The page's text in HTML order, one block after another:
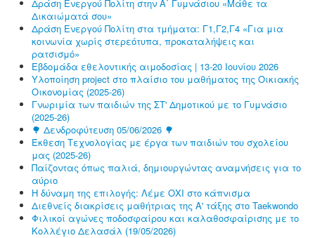
Δράση Ενεργού Πολίτη στην Α΄ Γυμνάσιου «Μάθε τα
Δικαιώματά σου»
Δράση Ενεργού Πολίτη στα τμήματα: Γ1,Γ2,Γ4 «Για μια
κοινωνία χωρίς στερεότυπα, προκαταλήψεις και
ρατσισμό»
Εβδομάδα εθελοντικής αιμοδοσίας | 13-20 Ιουνίου 2026
Υλοποίηση project στο πλαίσιο του μαθήματος της Οικιακής
Οικονομίας (2025-26)
Γνωριμία των παιδιών της ΣΤ' Δημοτικού με το Γυμνάσιο
(2025-26)
🌳 Δενδροφύτευση 05/06/2026 🌳
Έκθεση Τεχνολογίας με έργα των παιδιών του σχολείου
μας (2025-26)
Παίζοντας όπως παλιά, δημιουργώντας αναμνήσεις για το
αύριο
Η δύναμη της επιλογής: Λέμε ΟΧΙ στο κάπνισμα
Διεθνείς διακρίσεις μαθήτριας της Α' τάξης στο Taekwondo
Φιλικοί αγώνες ποδοσφαίρου και καλαθοσφαίρισης με το
Κολλέγιο Δελασάλ (19/05/2026)